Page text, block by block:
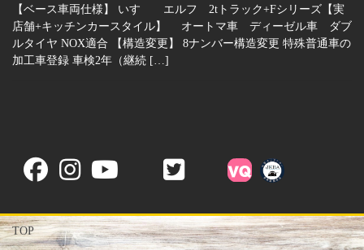
【ベース車両仕様】 いすゞ エルフ 2tトラック+Fシリーズ【実
店舗+キッチンカースタイル】 オートマ車 ディーゼル車 ダブ
ルタイヤ NOX適合 【構造変更】 8ナンバー構造変更 特殊普通車の
加工車登録 車検2年（継続 […]
TOP